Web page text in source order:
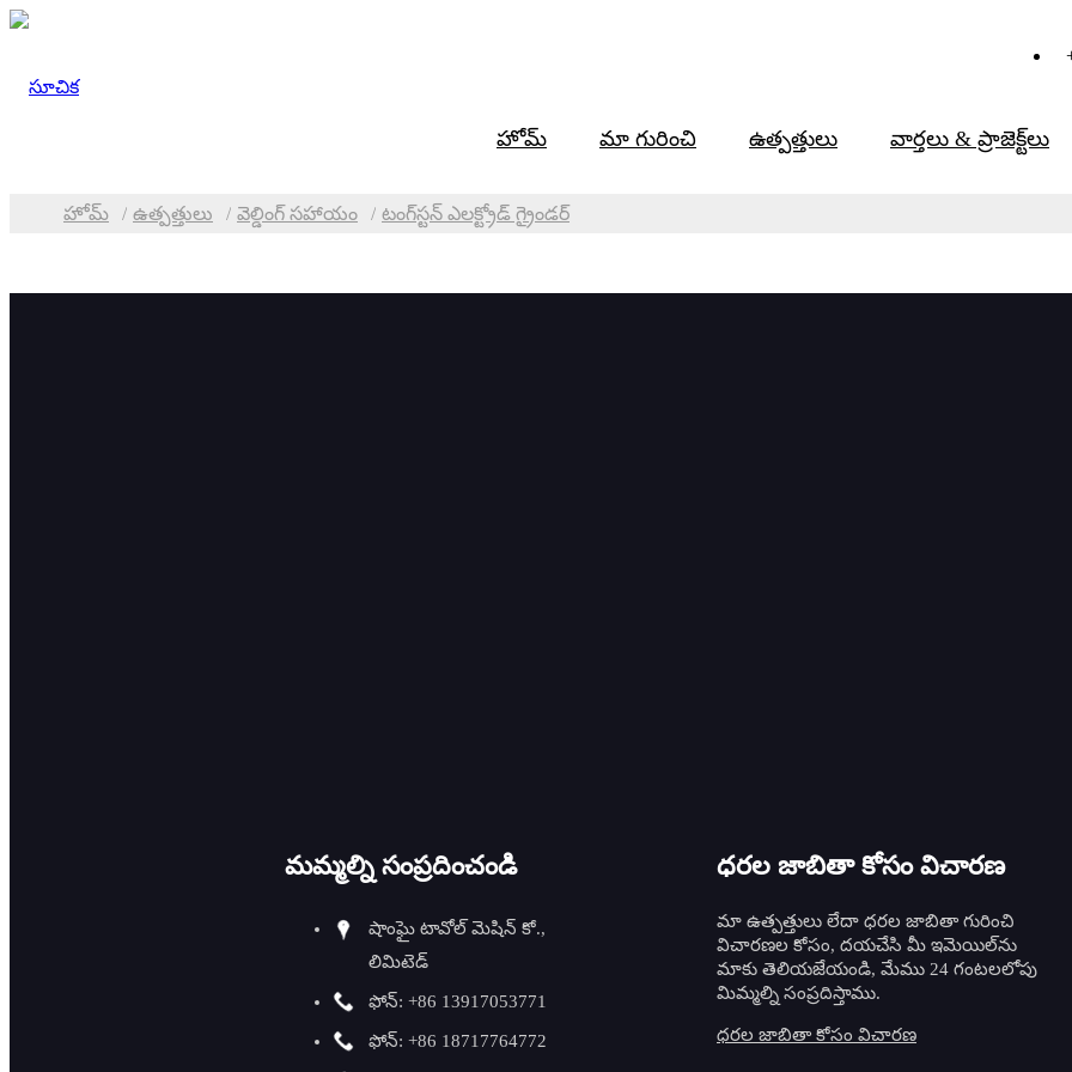
హోమ్ మా గురించి ఉత్పత్తులు వార్తలు & ప్రాజెక్ట్‌లు
హోమ్ ఉత్పత్తులు వెల్డింగ్ సహాయం టంగ్‌స్టన్ ఎలక్ట్రోడ్ గ్రైండర్
మమ్మల్ని సంప్రదించండి
షాంఘై టావోల్ మెషిన్ కో.,
లిమిటెడ్
ఫోన్: +86 13917053771
ఫోన్: +86 18717764772
ధరల జాబితా కోసం విచారణ
మా ఉత్పత్తులు లేదా ధరల జాబితా గురించి
విచారణల కోసం, దయచేసి మీ ఇమెయిల్‌ను
మాకు తెలియజేయండి, మేము 24 గంటలలోపు
మిమ్మల్ని సంప్రదిస్తాము.
ధరల జాబితా కోసం విచారణ